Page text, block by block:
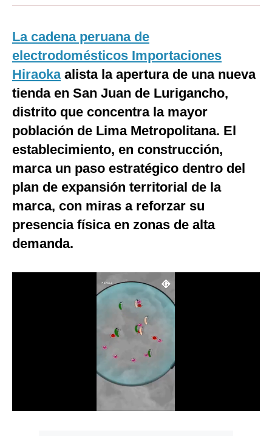
México
España
Internacional
Tecnología
Mix
G de Gestión
Notas Contratadas
Podcast
Gestión TV
Videos
Fotogalerías
La cadena peruana de
electrodomésticos Importaciones
Hiraokaalista la apertura de una nueva
tienda en San Juan de Lurigancho,
distrito que concentra la mayor
población de Lima Metropolitana. El
establecimiento, en construcción,
marca un paso estratégico dentro del
plan de expansión territorial de la
marca, con miras a reforzar su
presencia física en zonas de alta
demanda.